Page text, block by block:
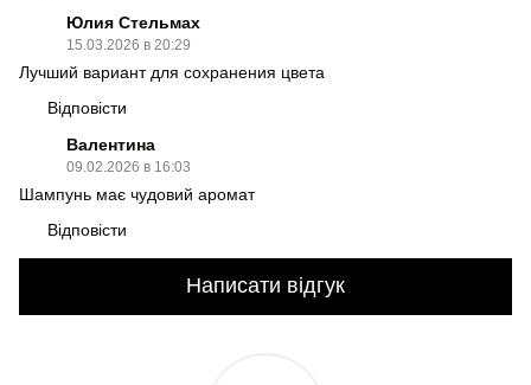
Юлия Стельмах
15.03.2026 в 20:29
Лучший вариант для сохранения цвета
Відповісти
Валентина
09.02.2026 в 16:03
Шампунь має чудовий аромат
Відповісти
Написати відгук